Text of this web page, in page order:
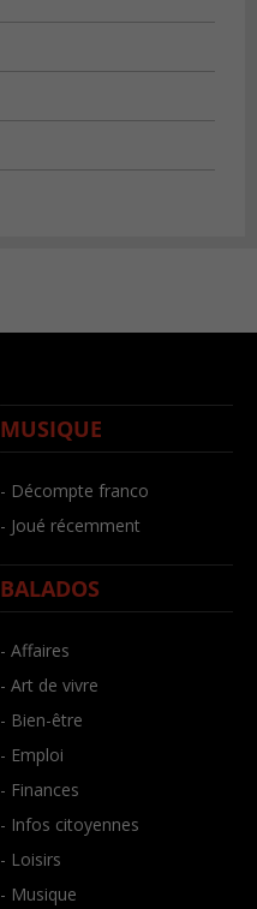
MUSIQUE
- Décompte franco
- Joué récemment
BALADOS
- Affaires
- Art de vivre
- Bien-être
- Emploi
- Finances
- Infos citoyennes
- Loisirs
- Musique